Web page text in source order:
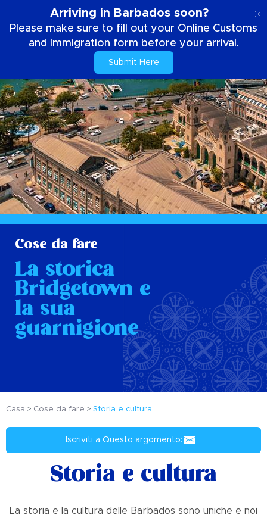
Arriving in Barbados soon?
Please make sure to fill out your Online Customs
and Immigration form before your arrival.
Submit Here
Cose da fare
La storica
Bridgetown e
la sua
guarnigione
Casa Cose da fare Storia e cultura
Iscriviti a Questo argomento:
Storia e cultura
La storia e la cultura delle Barbados sono uniche e noi